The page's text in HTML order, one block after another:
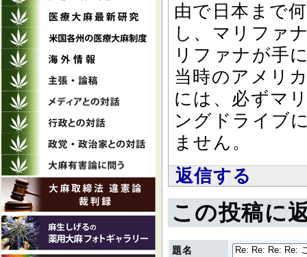
由で日本まで
し、マリファ
リファナが手
当時のアメリ
には、必ずマ
ングドライブ
ません。
返信する
この投稿に
題名